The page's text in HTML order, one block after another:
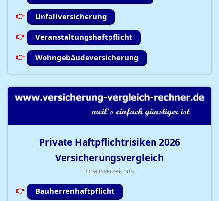
Unfallversicherung
Veranstaltungshaftpflicht
Wohngebäudeversicherung
Private Haftpflichtrisiken 2026
Versicherungsvergleich
Inhaltsverzeichnis
Bauherrenhaftpflicht